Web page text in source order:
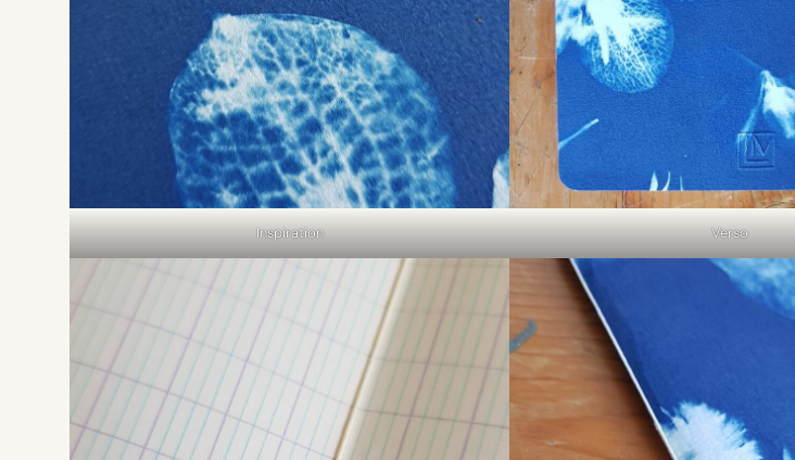
Inspiration Verso